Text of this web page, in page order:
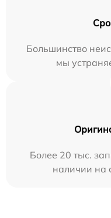
Большинство
мы
Более 20 тыс.
наличии на